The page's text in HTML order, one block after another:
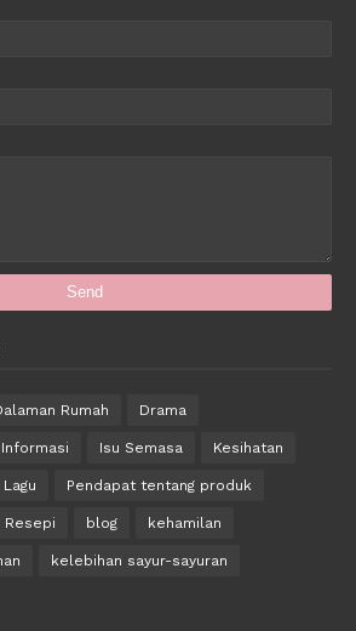
Rumah Drama
Informasi Isu Semasa Kesihatan
Pendapat tentang produk
Resepi blog kehamilan
kelebihan sayur-sayuran